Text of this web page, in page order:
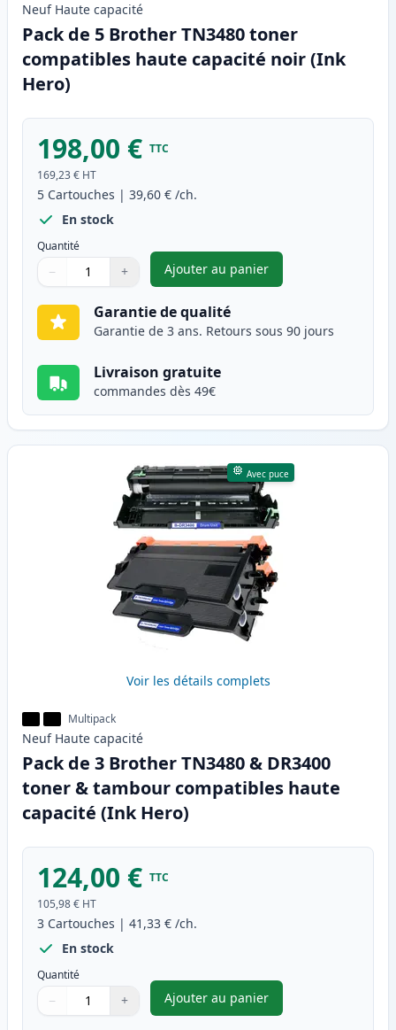
Neuf Haute capacité
Pack de 5 Brother TN3480 toner
compatibles haute capacité noir (Ink
Hero)
198,00 € TTC
169,23 € HT
5 Cartouches | 39,60 € /ch.
En stock
Quantité
Quantité
Utilisez les boutons pour ajuster
− +
Quantité
Ajouter au panier
,Pack de 5 Brother TN3480
Garantie de qualité
Garantie de 3 ans. Retours sous 90 jours
Livraison gratuite
commandes dès 49€
Avec puce
Voir les détails complets
Multipack
Neuf Haute capacité
Pack de 3 Brother TN3480 & DR3400
toner & tambour compatibles haute
capacité (Ink Hero)
124,00 € TTC
105,98 € HT
3 Cartouches | 41,33 € /ch.
En stock
Quantité
Quantité
Utilisez les boutons pour ajuster
− +
Quantité
Ajouter au panier
,Pack de 3 Brother TN3480